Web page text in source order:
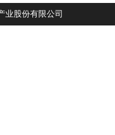
业股份有限公司